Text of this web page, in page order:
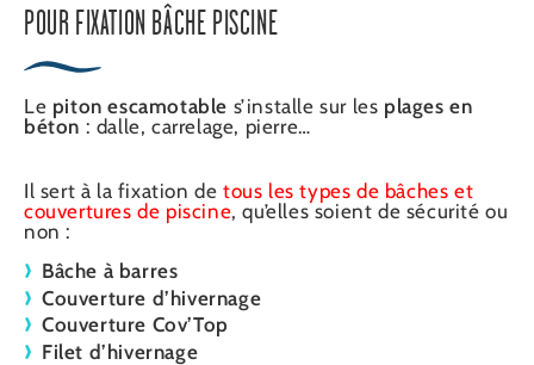
POUR FIXATION BÂCHE PISCINE
Le piton escamotable s’installe sur les plages en
béton : dalle, carrelage, pierre…
Il sert à la fixation de tous les types de bâches et
couvertures de piscine, qu’elles soient de sécurité ou
non :
Bâche à barres
Couverture d’hivernage
Couverture Cov’Top
Filet d’hivernage